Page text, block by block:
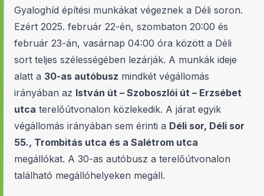
Gyaloghíd építési munkákat végeznek a Déli soron.
Ezért 2025. február 22-én, szombaton 20:00 és
február 23-án, vasárnap 04:00 óra között a Déli
sort teljes szélességében lezárják. A munkák ideje
alatt a 30-as autóbusz mindkét végállomás
irányában az István út – Szoboszlói út – Erzsébet
utca terelőútvonalon közlekedik. A járat egyik
végállomás irányában sem érinti a Déli sor, Déli sor
55., Trombitás utca és a Salétrom utca
megállókat. A 30-as autóbusz a terelőútvonalon
található megállóhelyeken megáll.